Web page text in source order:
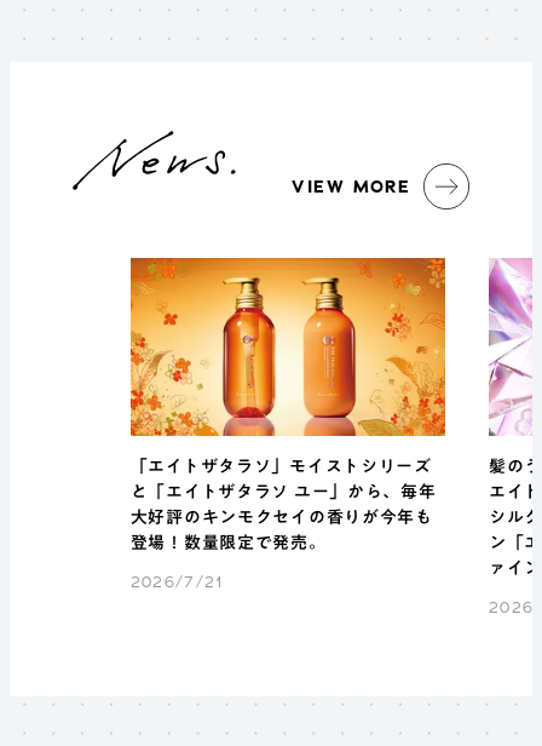
VIEW MORE
「エイトザタラソ」モイストシリーズ
と「エイトザタラソ ユー」から、毎年
大好評のキンモクセイの香りが今年も
登場！数量限定で発売。
2026/7/21
髪の
エイ
シル
ン「
ァイ